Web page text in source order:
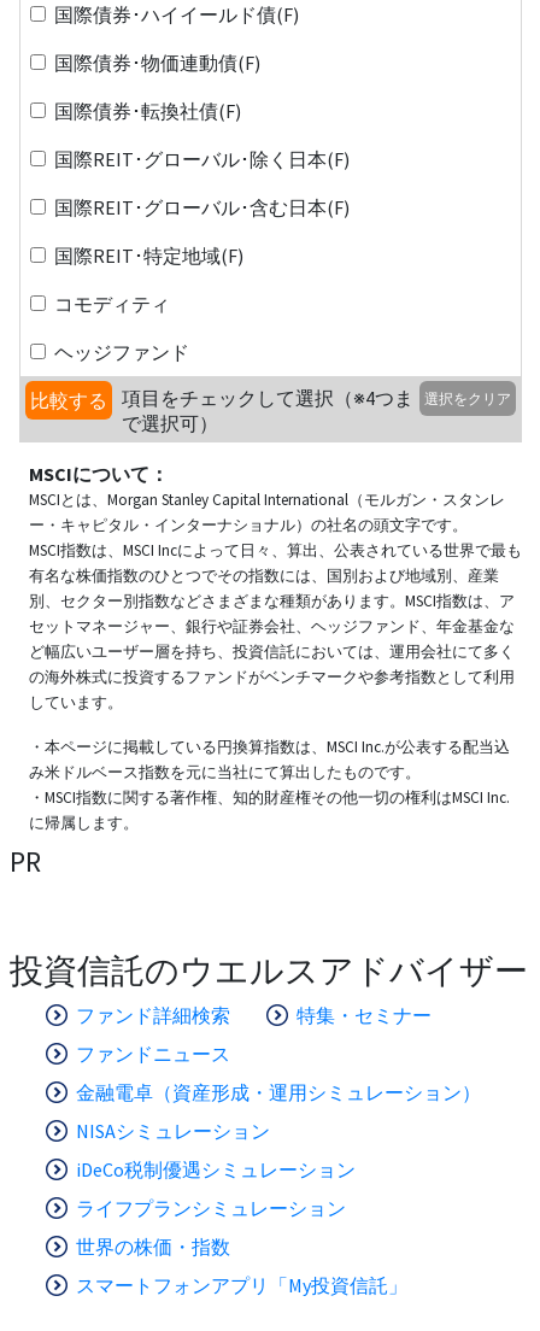
国際債券･ハイイールド債(F)
国際債券･物価連動債(F)
国際債券･転換社債(F)
国際REIT･グローバル･除く日本(F)
国際REIT･グローバル･含む日本(F)
国際REIT･特定地域(F)
コモディティ
ヘッジファンド
比較する
項目をチェックして選択（※4つま
で選択可）
選択をクリア
MSCIについて：
MSCIとは、Morgan Stanley Capital International（モルガン・スタンレ
ー・キャピタル・インターナショナル）の社名の頭文字です。
MSCI指数は、MSCI Incによって日々、算出、公表されている世界で最も
有名な株価指数のひとつでその指数には、国別および地域別、産業
別、セクター別指数などさまざまな種類があります。MSCI指数は、ア
セットマネージャー、銀行や証券会社、ヘッジファンド、年金基金な
ど幅広いユーザー層を持ち、投資信託においては、運用会社にて多く
の海外株式に投資するファンドがベンチマークや参考指数として利用
しています。
・本ページに掲載している円換算指数は、MSCI Inc.が公表する配当込
み米ドルベース指数を元に当社にて算出したものです。
・MSCI指数に関する著作権、知的財産権その他一切の権利はMSCI Inc.
に帰属します。
PR
投資信託のウエルスアドバイザー
ファンド詳細検索
特集・セミナー
ファンドニュース
金融電卓（資産形成・運用シミュレーション）
NISAシミュレーション
iDeCo税制優遇シミュレーション
ライフプランシミュレーション
世界の株価・指数
スマートフォンアプリ「My投資信託」